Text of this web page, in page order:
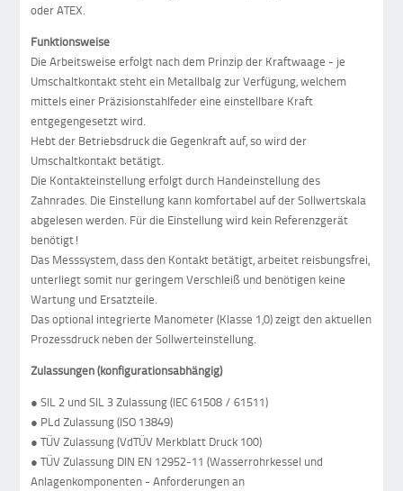
oder ATEX.
Funktionsweise
Die Arbeitsweise erfolgt nach dem Prinzip der Kraftwaage - je
Umschaltkontakt steht ein Metallbalg zur Verfügung, welchem
mittels einer Präzisionstahlfeder eine einstellbare Kraft
entgegengesetzt wird.
Hebt der Betriebsdruck die Gegenkraft auf, so wird der
Umschaltkontakt betätigt.
Die Kontakteinstellung erfolgt durch Handeinstellung des
Zahnrades. Die Einstellung kann komfortabel auf der Sollwertskala
abgelesen werden. Für die Einstellung wird kein Referenzgerät
benötigt!
Das Messsystem, dass den Kontakt betätigt, arbeitet reisbungsfrei,
unterliegt somit nur geringem Verschleiß und benötigen keine
Wartung und Ersatzteile.
Das optional integrierte Manometer (Klasse 1,0) zeigt den aktuellen
Prozessdruck neben der Sollwerteinstellung.
Zulassungen (konfigurationsabhängig)
● SIL 2 und SIL 3 Zulassung (IEC 61508 / 61511)
● PLd Zulassung (ISO 13849)
● TÜV Zulassung (VdTÜV Merkblatt Druck 100)
● TÜV Zulassung DIN EN 12952-11 (Wasserrohrkessel und
Anlagenkomponenten - Anforderungen an